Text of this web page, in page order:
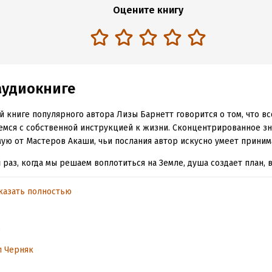
Оцените книгу
книге популярного автора Лизы Барнетт говорится о том, что
с собственной инструкцией к жизни. Сконцентрированное
от Мастеров Акаши, чьи послания автор искусно умеет
раз, когда мы решаем воплотиться на Земле, душа создает план,
испытания и невзгоды, отношения, карьера и пр. Когда мы не
предназначения. Показывает, как обрести мудрость, изобилие и
полностью
Черняк